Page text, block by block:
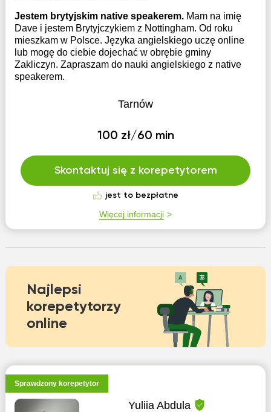
Jestem brytyjskim native speakerem. Mam na imię
Dave i jestem Brytyjczykiem z Nottingham. Od roku
mieszkam w Polsce. Języka angielskiego uczę online
lub mogę do ciebie dojechać w obrębie gminy
Zakliczyn. Zapraszam do nauki angielskiego z native
speakerem.
Tarnów
100 zł/60 min
Skontaktuj się z korepetytorem
jest to bezpłatne
Więcej informacji
Najlepsi
korepetytorzy
online
Sprawdzony korepetytor
Yuliia Abdula